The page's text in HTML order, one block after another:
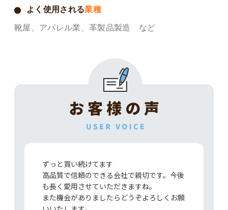
よく使用される業種
靴屋、アパレル業、革製品製造 など